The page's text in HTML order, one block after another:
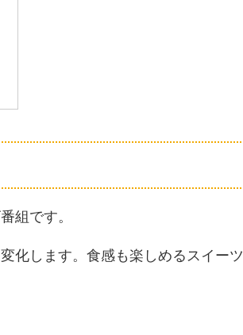
組です。
化します。食感も楽しめるスイーツ